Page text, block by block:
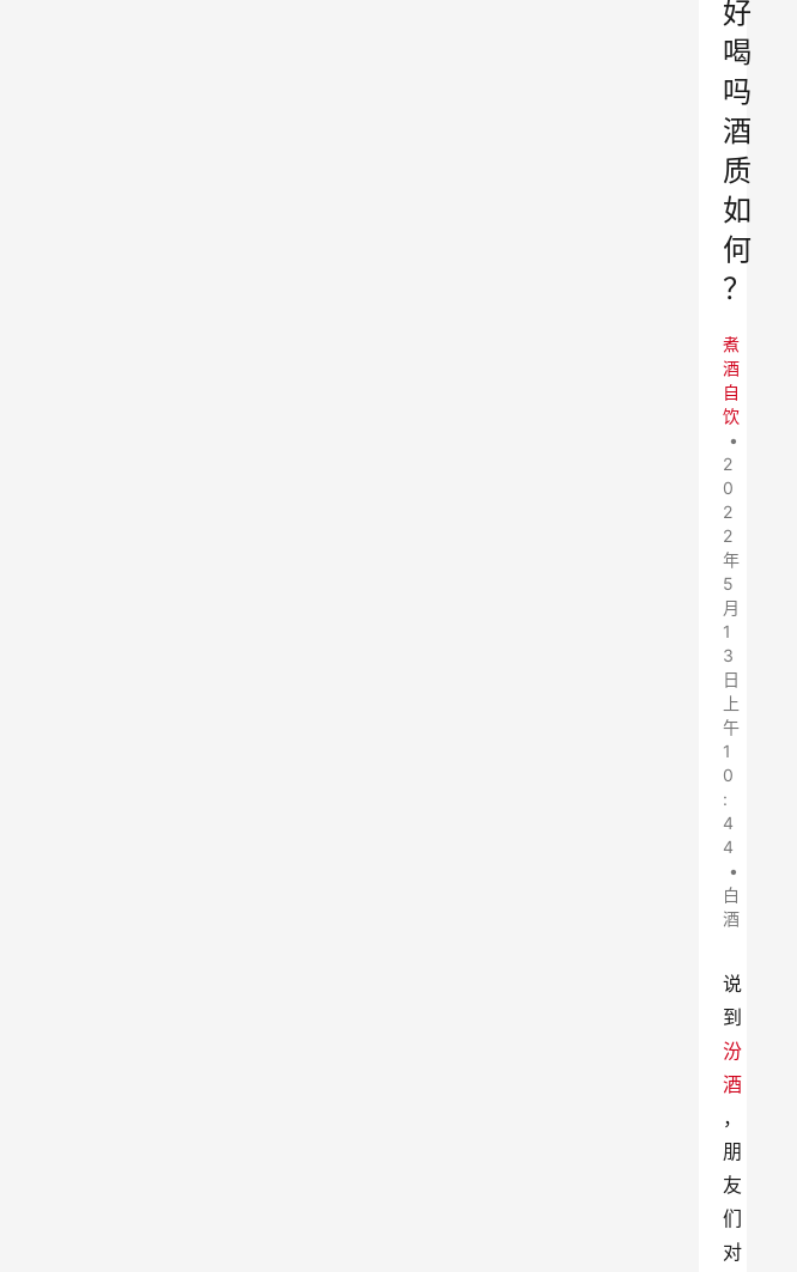
好
喝
吗
酒
质
如
何
？
煮
酒
自
饮
•
2
0
2
2
年
5
月
1
3
日
上
午
1
0
:
4
4
•
白
酒
说
到
汾
酒
，
朋
友
们
对